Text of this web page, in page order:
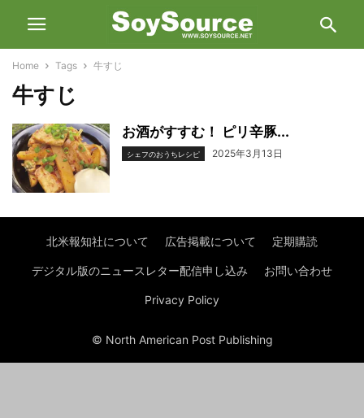
Home Tags 牛すじ
牛すじ
お酒がすすむ！ ピリ辛豚...
シェフのおうちレシピ 2025年3月13日
北米報知社について 広告掲載について 定期購読
デジタル版のニュースレター配信申し込み お問い合わせ
Privacy Policy
© North American Post Publishing